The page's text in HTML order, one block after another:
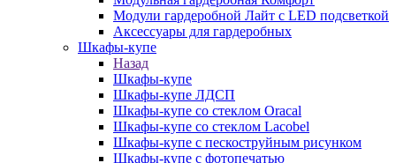
Модули гардеробной Лайт с LED подсветкой
Аксессуары для гардеробных
Шкафы-купе
Назад
Шкафы-купе
Шкафы-купе ЛДСП
Шкафы-купе со стеклом Oracal
Шкафы-купе со стеклом Lacobel
Шкафы-купе с пескоструйным рисунком
Шкафы-купе с фотопечатью